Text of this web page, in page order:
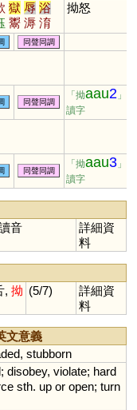
獄 辱 浴
鬻 溽 淯
輍 蘛 蒮
堉 鄏
拗怒
同聲同調
同聲同調
「拗aau2 」
讀字
同聲同調
「拗aau3 」
讀字
音
詳細資
料
, 拗 (5/7)
詳細資
料
文意義
, stubborn
; disobey, violate; hard
sth. up or open; turn